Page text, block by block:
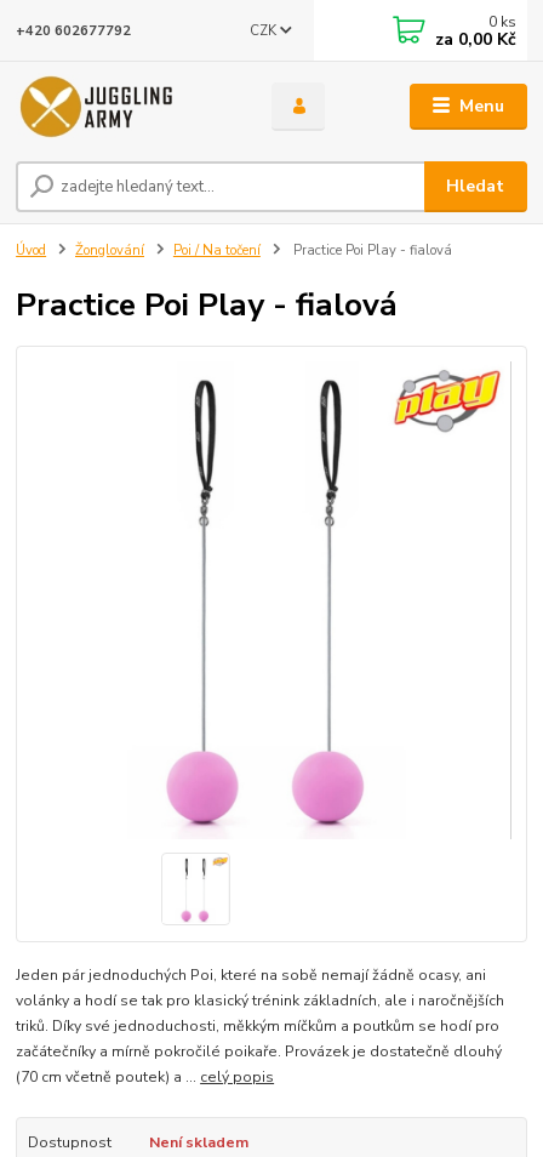
Menu
CZK
Hledat
+420 602677792 0 ks
za 0,00 Kč
Úvod Žonglování Poi / Na točení Practice Poi Play - fialová
Practice Poi Play - fialová
Jeden pár jednoduchých Poi, které na sobě nemají žádně ocasy, ani
volánky a hodí se tak pro klasický trénink základních, ale i naročnějších
triků. Díky své jednoduchosti, měkkým míčkům a poutkům se hodí pro
začátečníky a mírně pokročilé poikaře. Provázek je dostatečně dlouhý
(70 cm včetně poutek) a ... celý popis
Dostupnost
Není skladem